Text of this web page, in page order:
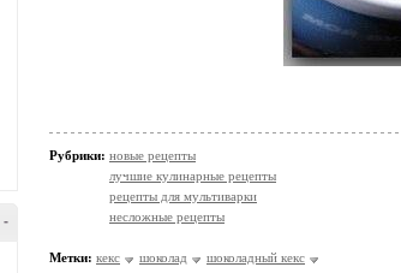
-
Рубрики: новые рецепты
лучшие кулинарные рецепты
рецепты для мультиварки
несложные рецепты
Метки: кекс шоколад шоколадный кекс